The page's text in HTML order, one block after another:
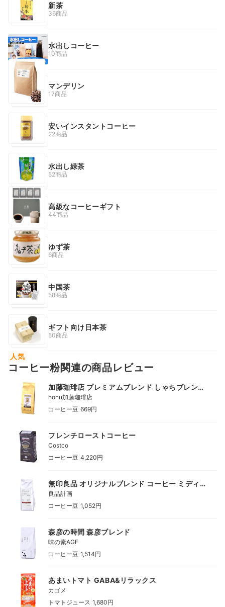
新茶
36商品
水出しコーヒー
10商品
マンデリン
17商品
安いインスタントコーヒー
22商品
水出し緑茶
52商品
高級なコーヒーギフト
44商品
ゆず茶
6商品
中国茶
58商品
ギフト向け日本茶
50商品
人気
コーヒー粉関連の商品レビュー
加藤珈琲店 プレミアムブレンド しゃちブレン
ド
honu加藤珈琲店
コーヒー豆 669円
フレンチローストコーヒー
Costco
コーヒー豆 4,220円
無印良品 オリジナルブレンド コーヒー ミディ
アムテイスト 豆
良品計画
コーヒー豆 1,052円
森彦の時間 森彦ブレンド
味の素AGF
コーヒー豆 1,514円
あまいトマト GABA&リラックス
カゴメ
トマトジュース 1,680円